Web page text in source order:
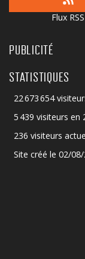
Flux RSS
PUBLICITÉ
STATISTIQUES
22 673 654
5 439 visiteurs en
236 visiteurs
Site créé le 02/